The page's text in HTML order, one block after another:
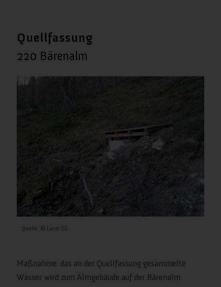
Quellfassung
220 Bärenalm
Quelle: © Land OÖ
Maßnahme: das an der Quellfassung gesammelte
Wasser wird zum Almgebäude auf der Bärenalm